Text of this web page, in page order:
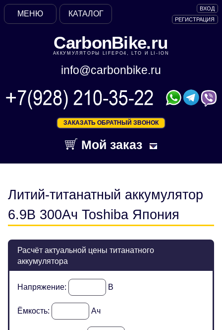
CarbonBike.ru
АККУМУЛЯТОРЫ LIFEPO4, LTO И LI-ION
info@carbonbike.ru
ЗАКАЗАТЬ ОБРАТНЫЙ ЗВОНОК
Мой заказ
ВХОД
РЕГИСТРАЦИЯ
КАТАЛОГ
МЕНЮ
Литий-титанатный аккумулятор
6.9В 300Ач Toshiba Япония
Расчёт актуальной цены титанатного
аккумулятора
Напряжение: В
Ёмкость: Ач